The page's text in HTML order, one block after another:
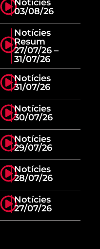
Notícies
03/08/26
Notícies
Resum
27/07/26 –
31/07/26
Notícies
31/07/26
Notícies
30/07/26
Notícies
29/07/26
Notícies
28/07/26
Notícies
27/07/26